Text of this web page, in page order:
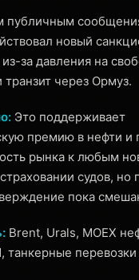
публичным
новый
за давления на
транзит через Ормуз.
Это поддерживает
премию в нефти и
рынка к любым
судов,
пока
Brent, Urals, MOEX
танкерные перевозки